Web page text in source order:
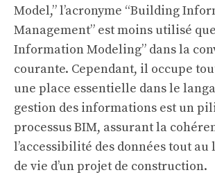
Model,” l’acronyme “Building
Management” est moins utilisé
Information Modeling” dans la
courante. Cependant, il occupe
une place essentielle dans le
gestion des informations est un
processus BIM, assurant la
l’accessibilité des données tout au
de vie d’un projet de construction.